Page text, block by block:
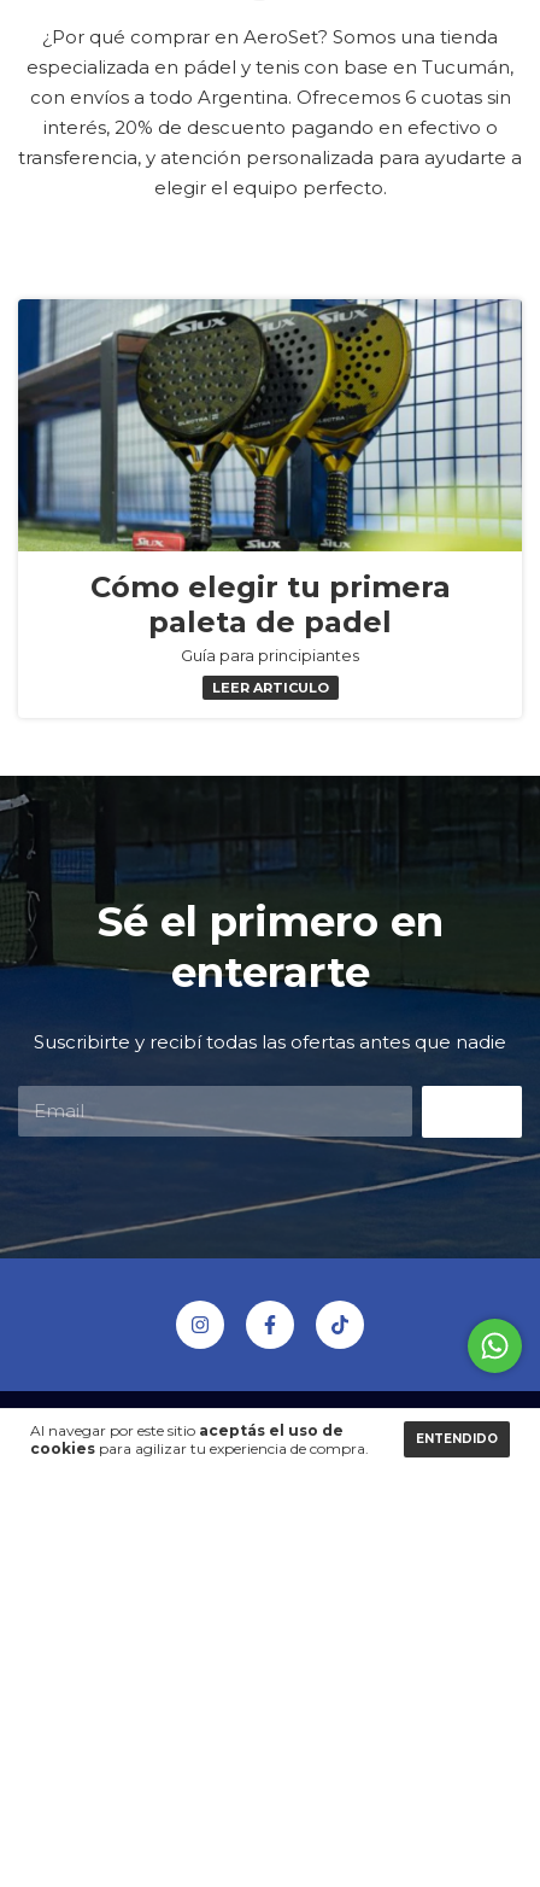
Al navegar por este sitio aceptás el uso de
cookies para agilizar tu experiencia de compra.
ENTENDIDO
¿Por qué comprar en AeroSet? Somos una tienda
especializada en pádel y tenis con base en Tucumán,
con envíos a todo Argentina. Ofrecemos 6 cuotas sin
interés, 20% de descuento pagando en efectivo o
transferencia, y atención personalizada para ayudarte a
elegir el equipo perfecto.
Cómo elegir tu primera
paleta de padel
Guía para principiantes
LEER ARTICULO
Sé el primero en
enterarte
Suscribirte y recibí todas las ofertas antes que nadie